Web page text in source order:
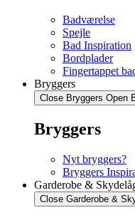
Badværelse
Spejle
Bad Inspiration
Bordplader
Fingertappet
Bryggers
Close Bryggers Open
Bryggers
Nyt bryggers?
Bryggers
Garderobe &
Close Garderobe &